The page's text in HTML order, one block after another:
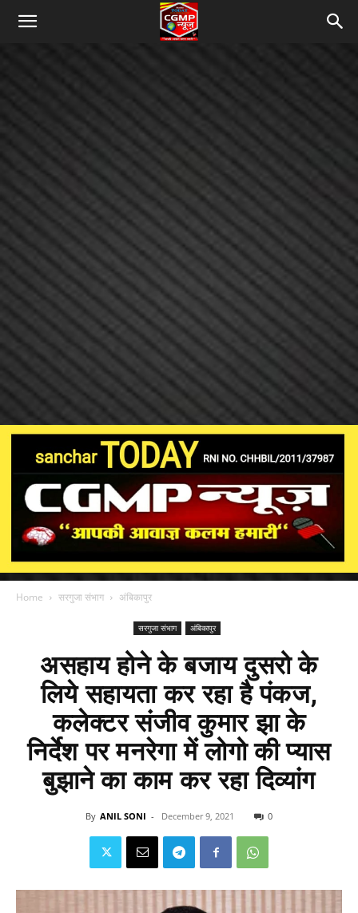
Home सरगुजा संभाग अंबिकापुर
सरगुजा संभाग अंबिकापुर
असहाय होने के बजाय दुसरो के
लिये सहायता कर रहा है पंकज,
कलेक्टर संजीव कुमार झा के
निर्देश पर मनरेगा में लोगो की प्यास
बुझाने का काम कर रहा दिव्यांग
By ANIL SONI - December 9, 2021 0